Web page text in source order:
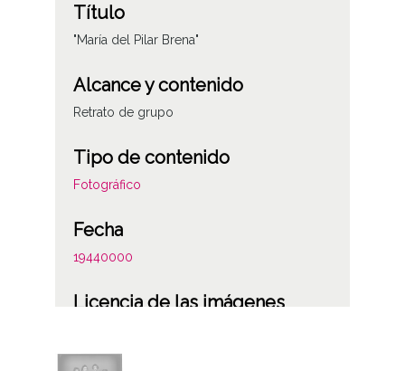
Título
"María del Pilar Brena"
Alcance y contenido
Retrato de grupo
Tipo de contenido
Fotográfico
Fecha
19440000
Licencia de las imágenes